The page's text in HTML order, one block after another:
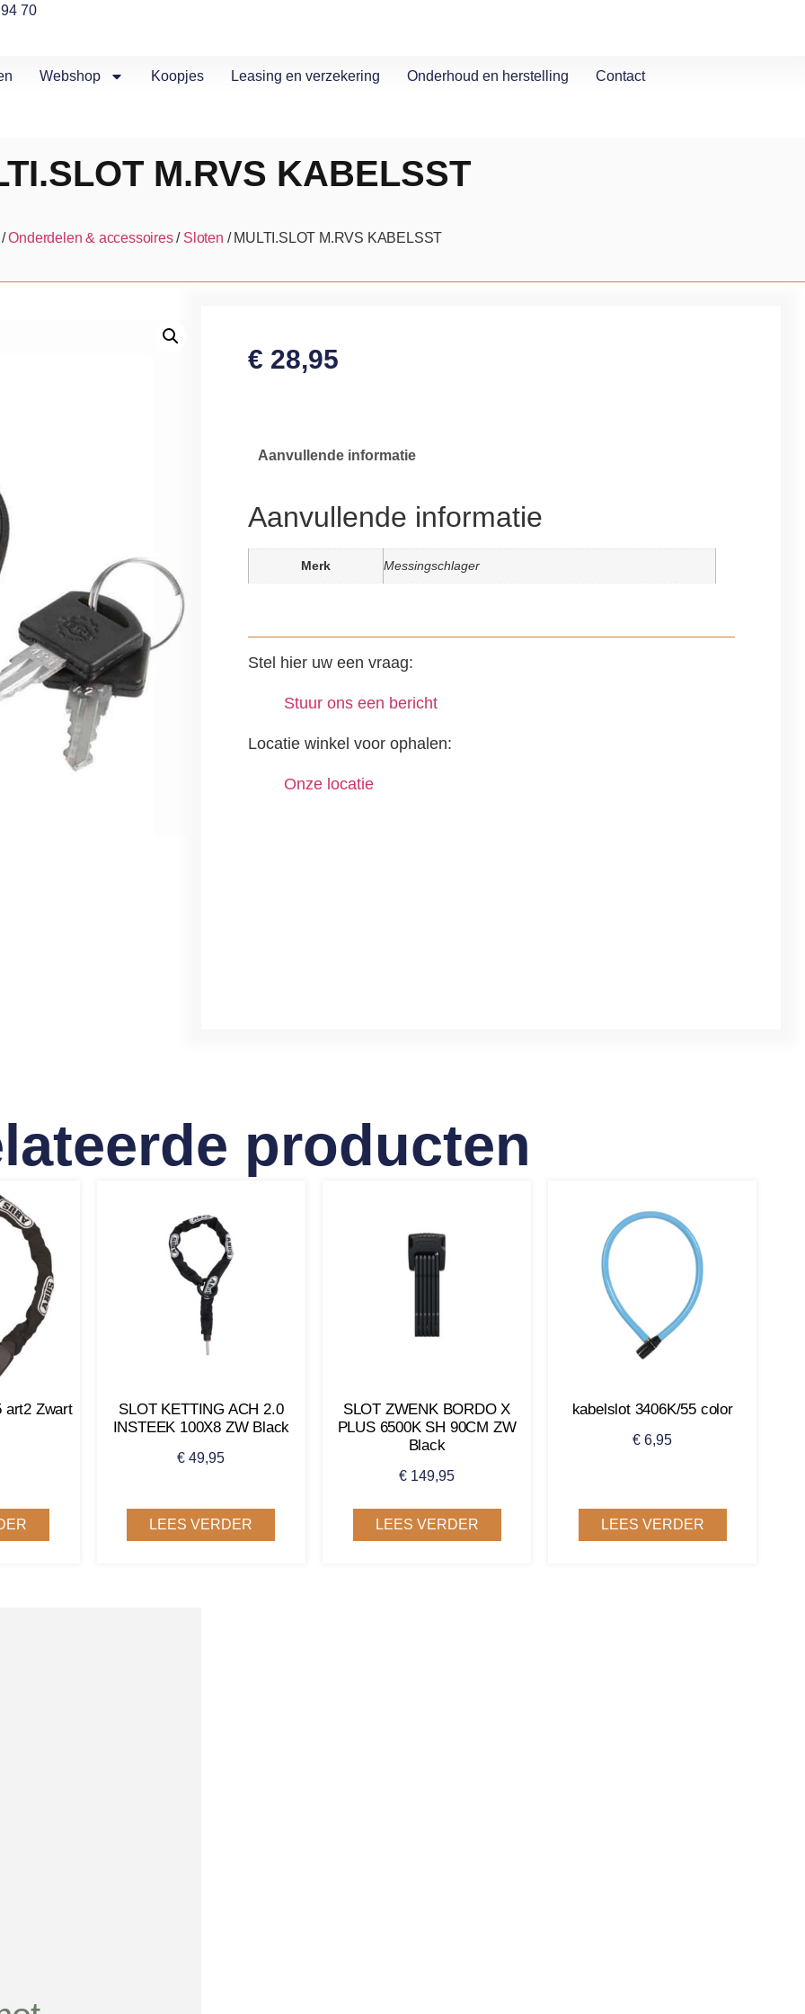
70
Webshop Koopjes Leasing en verzekering Onderhoud en herstelling Contact
M.RVS KABELSST
Onderdelen & accessoires/ Sloten / MULTI.SLOT M.RVS KABELSST
€ 28,95
Aanvullende informatie
Aanvullende informatie
Merk Messingschlager
Stel hier uw een vraag:
Stuur ons een bericht
Locatie winkel voor ophalen:
Onze locatie
producten
art2 Zwart
SLOT KETTING ACH 2.0
INSTEEK 100X8 ZW Black
€ 49,95
LEES VERDER
SLOT ZWENK BORDO X
PLUS 6500K SH 90CM ZW
Black
€ 149,95
LEES VERDER
kabelslot 3406K/55 color
€ 6,95
LEES VERDER